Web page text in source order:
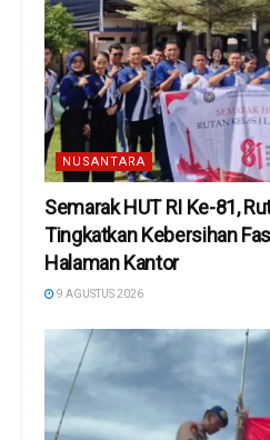
NUSANTARA
Semarak HUT RI Ke-81,
Tingkatkan Kebersihan
Halaman Kantor
9 AGUSTUS 2026